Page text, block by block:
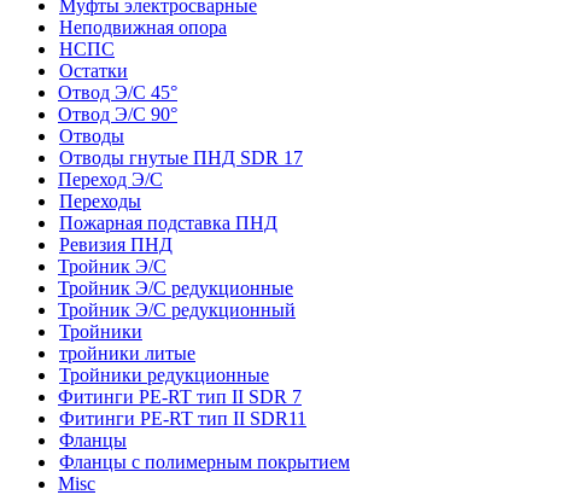
Муфты электросварные
Неподвижная опора
НСПС
Остатки
Отвод Э/С 45°
Отвод Э/С 90°
Отводы
Отводы гнутые ПНД SDR 17
Переход Э/С
Переходы
Пожарная подставка ПНД
Ревизия ПНД
Тройник Э/С
Тройник Э/С редукционные
Тройник Э/С редукционный
Тройники
тройники литые
Тройники редукционные
Фитинги PE-RT тип II SDR 7
Фитинги PE-RT тип II SDR11
Фланцы
Фланцы с полимерным покрытием
Misc